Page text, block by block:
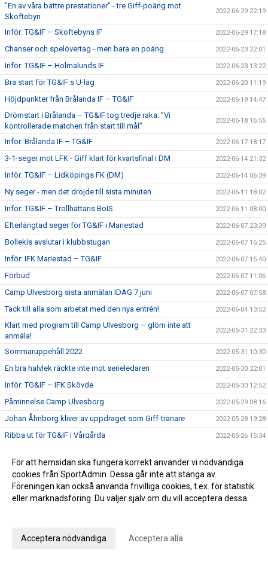
"En av våra bättre prestationer" - tre Giff-poäng mot
Skoftebyn
2022-06-29 22:19
Inför: TG&IF – Skoftebyns IF 2022-06-29 17:18
Chanser och spelövertag - men bara en poäng 2022-06-23 22:01
Inför: TG&IF – Holmalunds IF 2022-06-23 13:22
Bra start för TG&IF:s U-lag 2022-06-20 11:19
Höjdpunkter från Brålanda IF – TG&IF 2022-06-19 14:47
Drömstart i Brålanda – TG&IF tog tredje raka: ”Vi
kontrollerade matchen från start till mål”
2022-06-18 16:55
Inför: Brålanda IF – TG&IF 2022-06-17 18:17
3-1-seger mot LFK - Giff klart för kvartsfinal i DM 2022-06-14 21:32
Inför: TG&IF – Lidköpings FK (DM) 2022-06-14 06:39
Ny seger - men det dröjde till sista minuten 2022-06-11 18:02
Inför: TG&IF – Trollhättans BoIS 2022-06-11 08:00
Efterlängtad seger för TG&IF i Mariestad 2022-06-07 23:39
Bollekis avslutar i klubbstugan 2022-06-07 16:25
Inför: IFK Mariestad – TG&IF 2022-06-07 15:40
Förbud 2022-06-07 11:06
Camp Ulvesborg sista anmälan IDAG 7 juni 2022-06-07 07:58
Tack till alla som arbetat med den nya entrén! 2022-06-04 13:52
Klart med program till Camp Ulvesborg – glöm inte att
anmäla!
2022-05-31 22:33
Sommaruppehåll 2022 2022-05-31 10:30
En bra halvlek räckte inte mot serieledaren 2022-05-30 22:01
Inför: TG&IF – IFK Skövde 2022-05-30 12:52
Påminnelse Camp Ulvesborg 2022-05-29 08:16
Johan Åhnborg kliver av uppdraget som Giff-tränare 2022-05-28 19:28
Ribba ut för TG&IF i Vårgårda 2022-05-26 15:34
I sommar blir det comeback för Camp Ulvesborg 2022-05-23 16:14
Uddamålsförlust i derbyt 2022-05-21 21:34
Inför: TG&IF – IFK Tidaholm 2022-05-21 07:03
Florians första Tidaholmsderby – ”en kittlande känsla”
För att hemsidan ska fungera korrekt använder vi nödvändiga
cookies från SportAdmin. Dessa går inte att stänga av.
Föreningen kan också använda frivilliga cookies, t.ex. för statistik
eller marknadsföring. Du väljer själv om du vill acceptera dessa.
Acceptera nödvändiga Acceptera alla